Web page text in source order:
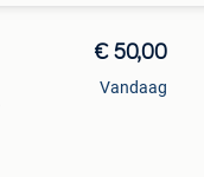
€ 50,00
Vandaag